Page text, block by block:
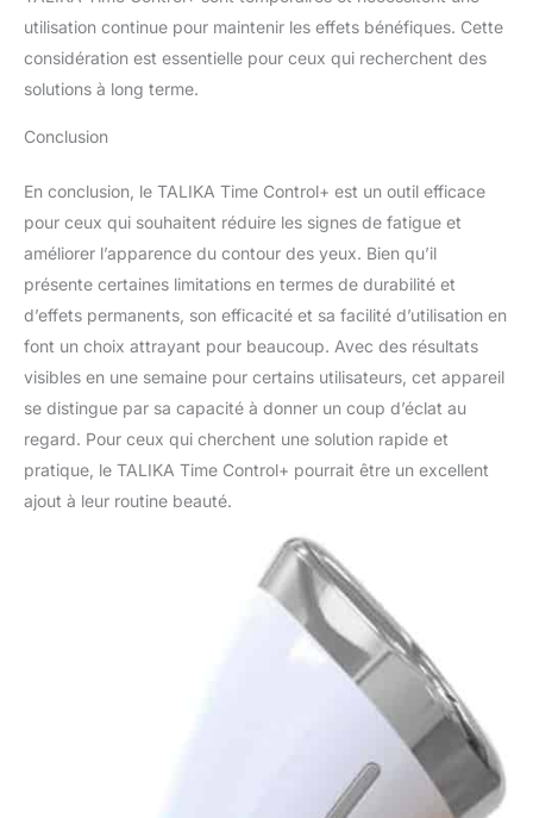
cesse pour offrir des
soins permettant de
révéler la beauté naturelle
mariage de technologies
d’avant-garde et de
traditions millénaires,
créant des soins ciblés et
des nouvelles routines
Allumez l'appareil en
appuyant sur le bouton
de démarrage, un voyant
vert apparaîtra. Étape 2 :
programme souhaité.
programme 1 est activé.
Programme
"régénération": appuyez
sur le bouton de
démarrage pendant 1
seconde pour changer
de mode. Lorsque le
bouton devient orange,
activé. Étape 3 : Placez la
tête triangulaire de
utilisation continue pour maintenir les effets bénéfiques. Cette
considération est essentielle pour ceux qui recherchent des
solutions à long terme.
Conclusion
En conclusion, le TALIKA Time Control+ est un outil efficace
pour ceux qui souhaitent réduire les signes de fatigue et
améliorer l’apparence du contour des yeux. Bien qu’il
présente certaines limitations en termes de durabilité et
d’effets permanents, son efficacité et sa facilité d’utilisation en
font un choix attrayant pour beaucoup. Avec des résultats
visibles en une semaine pour certains utilisateurs, cet appareil
se distingue par sa capacité à donner un coup d’éclat au
regard. Pour ceux qui cherchent une solution rapide et
pratique, le TALIKA Time Control+ pourrait être un excellent
ajout à leur routine beauté.